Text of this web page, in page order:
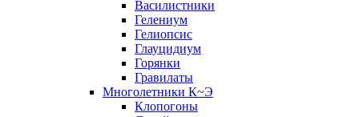
Василистники
Гелениум
Гелиопсис
Глауцидиум
Горянки
Гравилаты
Многолетники К~Э
Клопогоны